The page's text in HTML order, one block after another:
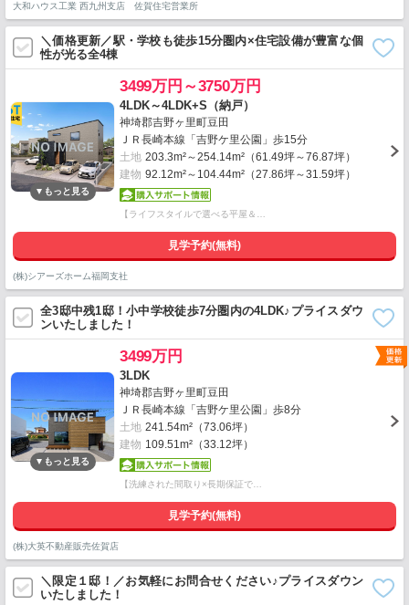
大和ハウス工業 西九州支店 佐賀住宅営業所
＼価格更新／駅・学校も徒歩15分圏内×住宅設備が豊富な個
性が光る全4棟
3499万円～3750万円
4LDK～4LDK+S（納戸）
神埼郡吉野ヶ里町豆田
ＪＲ長崎本線「吉野ケ里公園」歩15分
土地 203.3m²～254.14m²（61.49坪～76.87坪）
建物 92.12m²～104.44m²（27.86坪～31.59坪）
【ライフスタイルで選べる平屋＆…
見学予約(無料)
(株)シアーズホーム福岡支社
全3邸中残1邸！小中学校徒歩7分圏内の4LDK♪プライスダウ
ンいたしました！
3499万円
3LDK
神埼郡吉野ヶ里町豆田
ＪＲ長崎本線「吉野ケ里公園」歩8分
土地 241.54m²（73.06坪）
建物 109.51m²（33.12坪）
【洗練された間取り×長期保証で…
見学予約(無料)
(株)大英不動産販売佐賀店
＼限定１邸！／お気軽にお問合せください♪プライスダウン
いたしました！